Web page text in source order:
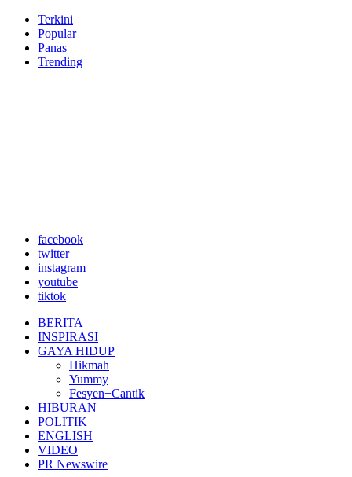
Terkini
Popular
Panas
Trending
facebook
twitter
instagram
youtube
tiktok
BERITA
INSPIRASI
GAYA HIDUP
Hikmah
Yummy
Fesyen+Cantik
HIBURAN
POLITIK
ENGLISH
VIDEO
PR Newswire